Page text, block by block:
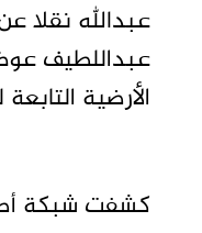
عبدالله نقلا
عبداللطيف
الأرضية